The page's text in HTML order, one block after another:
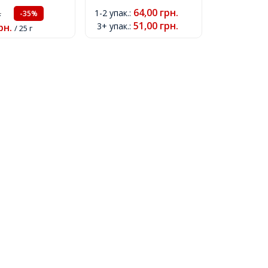
95шт / 25г,
-35%
/ 25 г
1-2 упак.: 64,00 грн.
3+ упак.: 51,00 грн.